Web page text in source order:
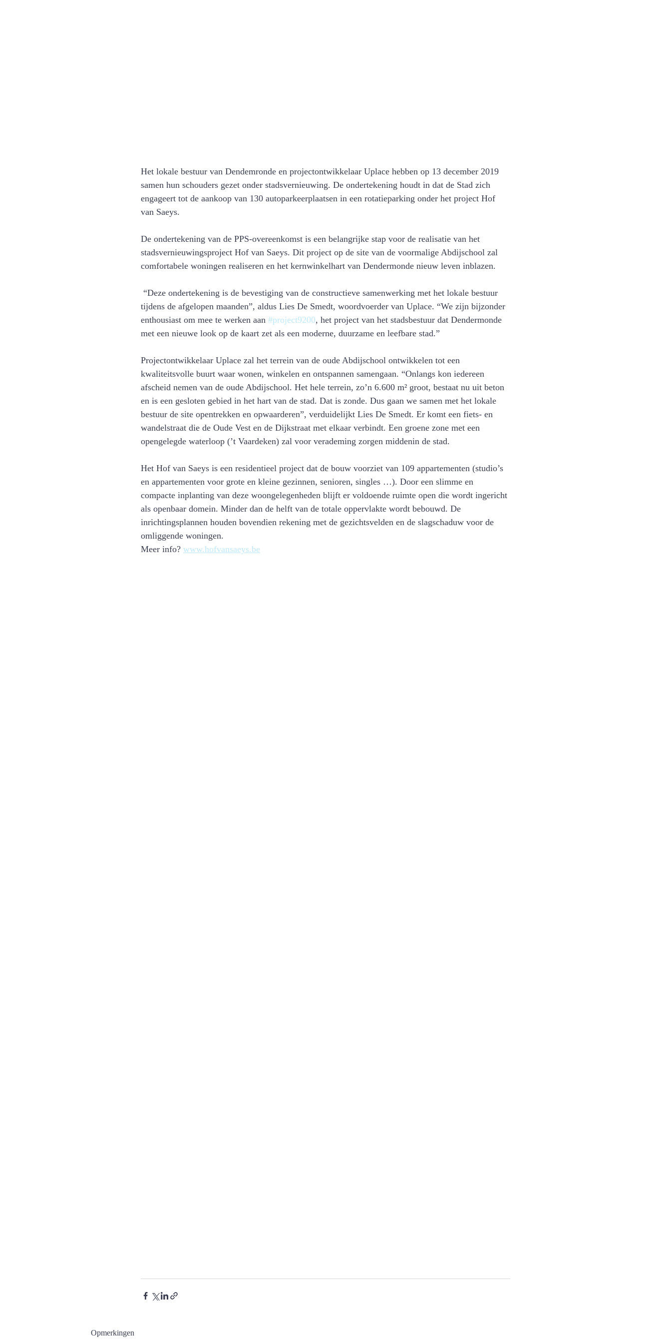
Het lokale bestuur van Dendemronde en projectontwikkelaar Uplace hebben op 13 december 2019
samen hun schouders gezet onder stadsvernieuwing. De ondertekening houdt in dat de Stad zich
engageert tot de aankoop van 130 autoparkeerplaatsen in een rotatieparking onder het project Hof
van Saeys.
De ondertekening van de PPS-overeenkomst is een belangrijke stap voor de realisatie van het
stadsvernieuwingsproject Hof van Saeys. Dit project op de site van de voormalige Abdijschool zal
comfortabele woningen realiseren en het kernwinkelhart van Dendermonde nieuw leven inblazen.
tijdens de afgelopen maanden”, aldus Lies De Smedt, woordvoerder van Uplace. “We zijn bijzonder
enthousiast om mee te werken aan #project9200, het project van het stadsbestuur dat Dendermonde
met een nieuwe look op de kaart zet als een moderne, duurzame en leefbare stad.”
Projectontwikkelaar Uplace zal het terrein van de oude Abdijschool ontwikkelen tot een
kwaliteitsvolle buurt waar wonen, winkelen en ontspannen samengaan. “Onlangs kon iedereen
afscheid nemen van de oude Abdijschool. Het hele terrein, zo’n 6.600 m² groot, bestaat nu uit beton
en is een gesloten gebied in het hart van de stad. Dat is zonde. Dus gaan we samen met het lokale
bestuur de site opentrekken en opwaarderen”, verduidelijkt Lies De Smedt. Er komt een fiets- en
wandelstraat die de Oude Vest en de Dijkstraat met elkaar verbindt. Een groene zone met een
opengelegde waterloop (’t Vaardeken) zal voor verademing zorgen middenin de stad.
Het Hof van Saeys is een residentieel project dat de bouw voorziet van 109 appartementen (studio’s
en appartementen voor grote en kleine gezinnen, senioren, singles …). Door een slimme en
compacte inplanting van deze woongelegenheden blijft er voldoende ruimte open die wordt ingericht
als openbaar domein. Minder dan de helft van de totale oppervlakte wordt bebouwd. De
inrichtingsplannen houden bovendien rekening met de gezichtsvelden en de slagschaduw voor de
omliggende woningen.
Meer info? www.hofvansaeys.be
Opmerkingen